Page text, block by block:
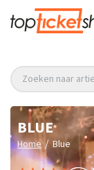
Zoeken naar
BLUE
Home / Blue